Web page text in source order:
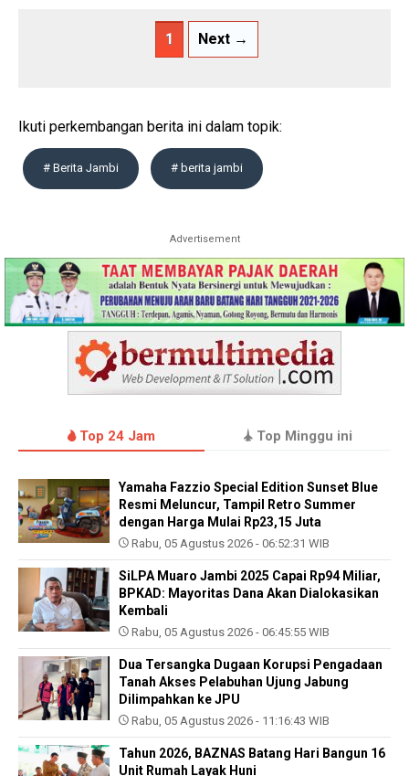
1 Next →
Ikuti perkembangan berita ini dalam topik:
# Berita Jambi # berita jambi
Advertisement
Top 24 Jam Top Minggu ini
Yamaha Fazzio Special Edition Sunset Blue
Resmi Meluncur, Tampil Retro Summer
dengan Harga Mulai Rp23,15 Juta
Rabu, 05 Agustus 2026 - 06:52:31 WIB
SiLPA Muaro Jambi 2025 Capai Rp94 Miliar,
BPKAD: Mayoritas Dana Akan Dialokasikan
Kembali
Rabu, 05 Agustus 2026 - 06:45:55 WIB
Dua Tersangka Dugaan Korupsi Pengadaan
Tanah Akses Pelabuhan Ujung Jabung
Dilimpahkan ke JPU
Rabu, 05 Agustus 2026 - 11:16:43 WIB
Tahun 2026, BAZNAS Batang Hari Bangun 16
Unit Rumah Layak Huni